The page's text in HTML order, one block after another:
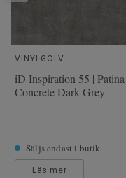
VINYLGOLV
iD Inspiration 55 | Patina
Concrete Dark Grey
Säljs endast i butik
Läs mer